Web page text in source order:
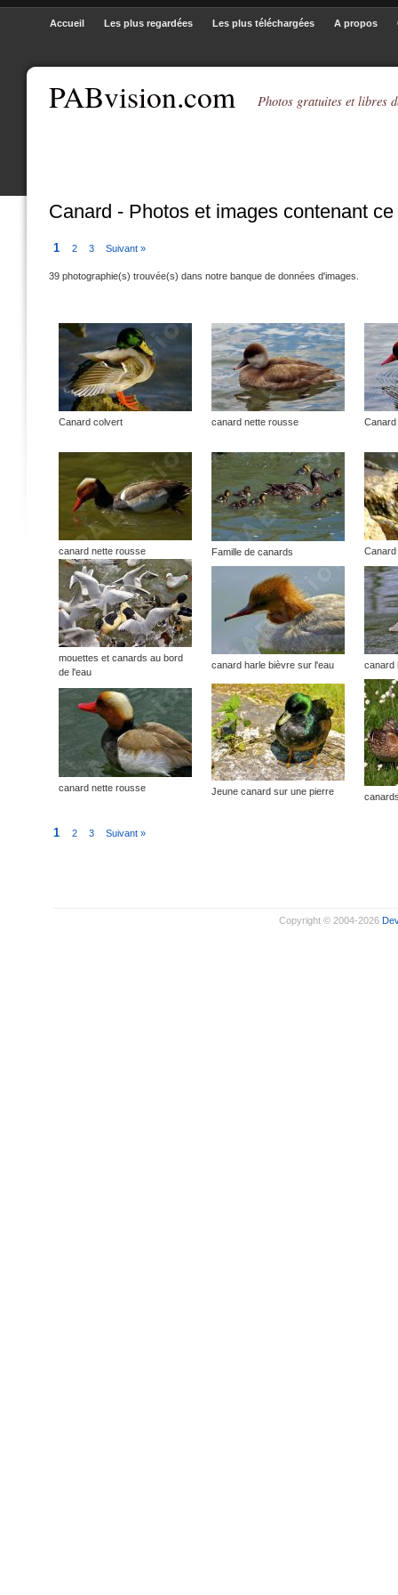
PABvision.com Photos gratuites et libres
Accueil Les plus regardées Les plus téléchargées A propos
Canard - Photos et images contenant
1 2 3 Suivant »
39 photographie(s) trouvée(s) dans notre banque de données d'images.
Canard colvert canard nette rousse
canard nette rousse Famille de canards Canard
mouettes et canards au bord
de l'eau
canard harle bièvre sur l'eau canard
canard nette rousse Jeune canard sur une pierre
1 2 3 Suivant »
Copyright © 2004-2026